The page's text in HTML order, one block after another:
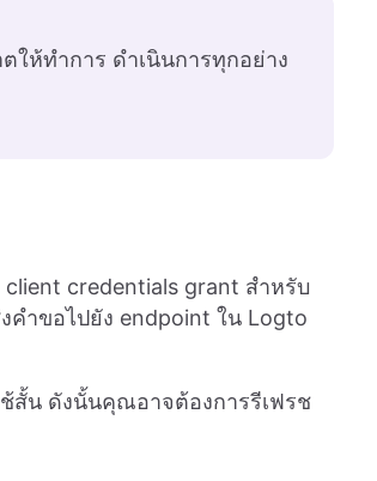
ให้ทำการ ดำเนินการทุกอย่าง
credentials grant สำหรับ
ำขอไปยัง endpoint ใน Logto
สั้น ดังนั้นคุณอาจต้องการรีเฟรช